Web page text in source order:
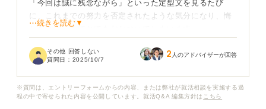
「今回は誠に残念ながら」といった定型文を見るたび
に、これまでの努力を否定されたような気分になり、悔
しさと虚しさでとてもむかついてしまいます。
友人たちは次々と内定をもらっていて、自分だけ遅れを
どうすればお祈りしてきた企業へのむかつく感情とうま
⋯続きを読む▼
その他 回答しない
質問日： 2025/10/7 2 人のアドバイザーが回答
※質問は、エントリーフォームからの内容、または弊社が就活相談を実施する過
程の中で寄せられた内容を公開しています。就活Q&A 編集方針は こちら